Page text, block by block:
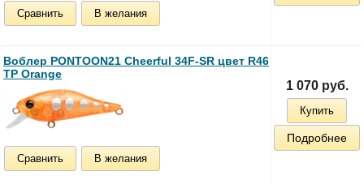
Сравнить В желания
Воблер PONTOON21 Cheerful 34F-SR цвет R46
TP Orange
Сравнить В желания
1 070 руб.
Купить
Подробнее